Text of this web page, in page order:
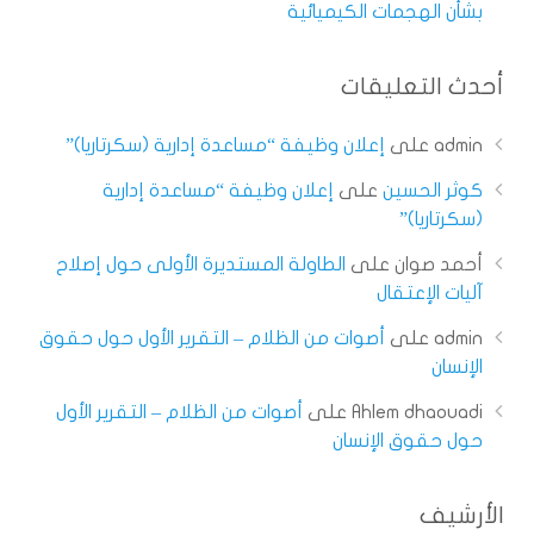
بشأن الهجمات الكيميائية
أحدث التعليقات
admin على إعلان وظيفة “مساعدة إدارية (سكرتاريا)”
كوثر الحسين على
إعلان وظيفة “مساعدة إدارية
(سكرتاريا)”
أحمد صوان على الطاولة المستديرة الأولى حول إصلاح
آليات الإعتقال
admin على
أصوات من الظلام – التقرير الأول حول حقوق
الإنسان
Ahlem dhaouadi على
أصوات من الظلام – التقرير الأول
حول حقوق الإنسان
الأرشيف